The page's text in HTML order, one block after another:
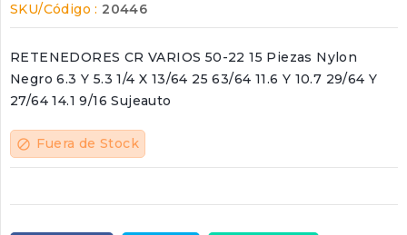
SKU/Código : 20446
RETENEDORES CR VARIOS 50-22 15 Piezas Nylon
Negro 6.3 Y 5.3 1/4 X 13/64 25 63/64 11.6 Y 10.7 29/64 Y
27/64 14.1 9/16 Sujeauto
block Fuera de Stock